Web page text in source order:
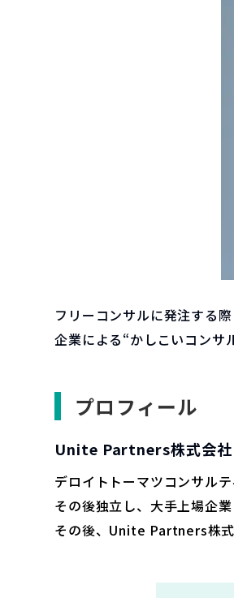
フリーコンサルに発注する
企業による“かしこいコンサ
プロフィール
Unite Partners株式会
デロイトトーマツコンサル
その後独立し、大手上場企
その後、Unite Partners株式